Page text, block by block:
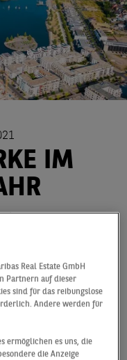
IM
2020 ein
umso besser
m² liegt nicht
dem langjährigen
dass damit auch
% übertrifft. Im
Real Estate GmbH
Partnern auf dieser
sind für das reibungslose
Andere werden für
ermöglichen es uns, die
die Anzeige